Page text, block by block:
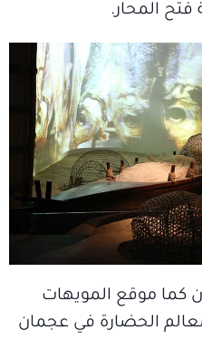
المحار.
كما موقع المويهات
الحضارة في عجمان